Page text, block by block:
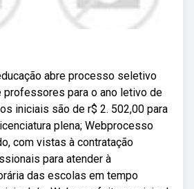
abre processo seletivo
professores para o ano letivo de
iniciais são de r$ 2. 502,00 para
plena; Webprocesso
com vistas à contratação
para atender à
das escolas em tempo